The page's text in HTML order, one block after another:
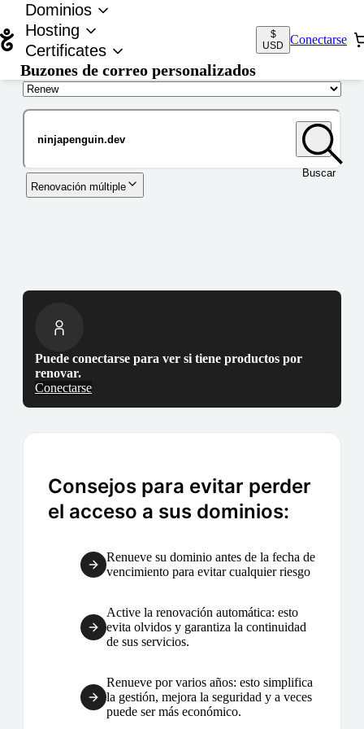
Dominios
Hosting
Certificates
Buzones de correo personalizados
$
USD
Conectarse
Buscar
Renovación múltiple
Puede conectarse para ver si tiene productos por
renovar.
Conectarse
Consejos para evitar perder
el acceso a sus dominios:
Renueve su dominio antes de la fecha de
vencimiento para evitar cualquier riesgo
Active la renovación automática: esto
evita olvidos y garantiza la continuidad
de sus servicios.
Renueve por varios años: esto simplifica
la gestión, mejora la seguridad y a veces
puede ser más económico.